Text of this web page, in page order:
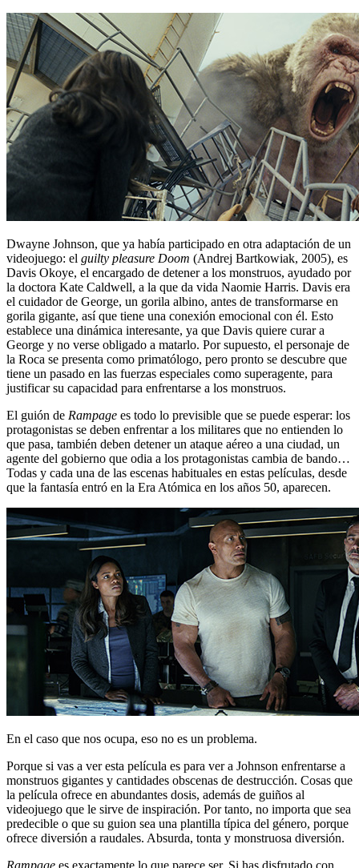
Dwayne Johnson, que ya había participado en otra adaptación de un
videojuego: el guilty pleasure Doom (Andrej Bartkowiak, 2005), es
Davis Okoye, el encargado de detener a los monstruos, ayudado por
la doctora Kate Caldwell, a la que da vida Naomie Harris. Davis era
el cuidador de George, un gorila albino, antes de transformarse en
gorila gigante, así que tiene una conexión emocional con él. Esto
establece una dinámica interesante, ya que Davis quiere curar a
George y no verse obligado a matarlo. Por supuesto, el personaje de
la Roca se presenta como primatólogo, pero pronto se descubre que
tiene un pasado en las fuerzas especiales como superagente, para
justificar su capacidad para enfrentarse a los monstruos.
El guión de Rampage es todo lo previsible que se puede esperar: los
protagonistas se deben enfrentar a los militares que no entienden lo
que pasa, también deben detener un ataque aéreo a una ciudad, un
agente del gobierno que odia a los protagonistas cambia de bando…
Todas y cada una de las escenas habituales en estas películas, desde
que la fantasía entró en la Era Atómica en los años 50, aparecen.
En el caso que nos ocupa, eso no es un problema.
Porque si vas a ver esta película es para ver a Johnson enfrentarse a
monstruos gigantes y cantidades obscenas de destrucción. Cosas que
la película ofrece en abundantes dosis, además de guiños al
videojuego que le sirve de inspiración. Por tanto, no importa que sea
predecible o que su guion sea una plantilla típica del género, porque
ofrece diversión a raudales. Absurda, tonta y monstruosa diversión.
Rampage es exactamente lo que parece ser. Si has disfrutado con